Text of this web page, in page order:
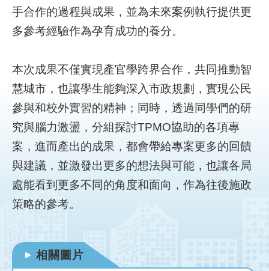
檔
案
網
站
導
覽
首
頁
English
手合作的過程與成果，並為未來案例執行提供更
多參考經驗作為孕育成功的養分。
本次成果不僅實現產官學跨界合作，共同推動智
慧城市，也讓學生能夠深入市政規劃，實現公民
參與和校外實習的精神；同時，透過同學們的研
究與腦力激盪，分組探討TPMO協助的各項專
案，進而產出的成果，都會帶給專案更多的回饋
與建議，並激發出更多的想法與可能，也讓各局
處能看到更多不同的角度和面向，作為往後施政
策略的參考。
相關圖片